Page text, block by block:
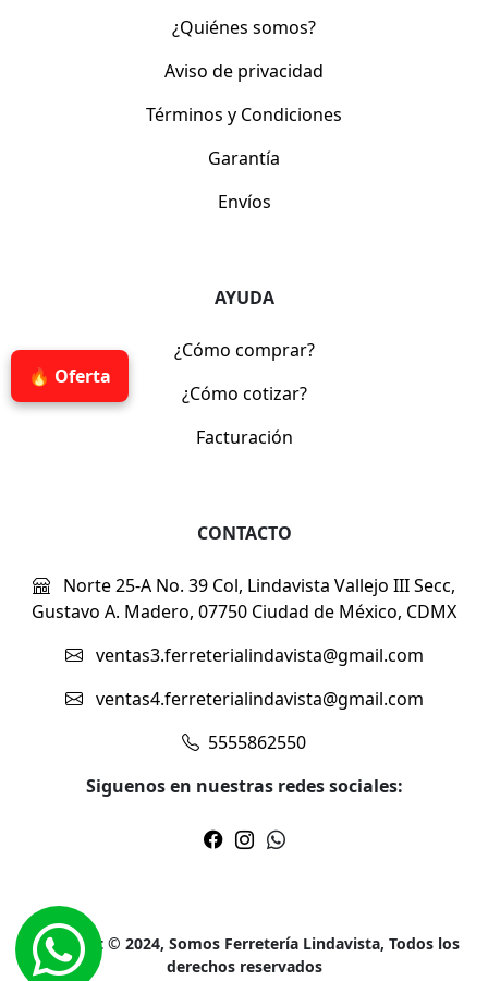
🔥 Oferta
¿Quiénes somos?
Aviso de privacidad
Términos y Condiciones
Garantía
Envíos
AYUDA
¿Cómo comprar?
¿Cómo cotizar?
Facturación
CONTACTO
Norte 25-A No. 39 Col, Lindavista Vallejo III Secc,
Gustavo A. Madero, 07750 Ciudad de México, CDMX
ventas3.ferreterialindavista@gmail.com
ventas4.ferreterialindavista@gmail.com
5555862550
Siguenos en nuestras redes sociales:
Copyright © 2024, Somos Ferretería Lindavista, Todos los
derechos reservados